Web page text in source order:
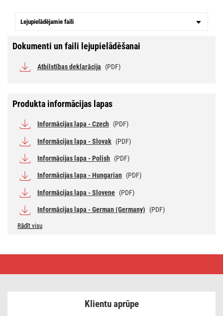
Lejupielādējamie faili
Dokumenti un faili lejupielādēšanai
Atbilstības deklarācija (PDF)
Produkta informācijas lapas
Informācijas lapa - Czech (PDF)
Informācijas lapa - Slovak (PDF)
Informācijas lapa - Polish (PDF)
Informācijas lapa - Hungarian (PDF)
Informācijas lapa - Slovene (PDF)
Informācijas lapa - German (Germany) (PDF)
Rādīt visu
Klientu aprūpe